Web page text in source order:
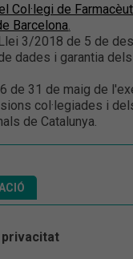
Col·legi de
Barcelona.
3/2018 de 5 de
dades i garantia
de 31 de maig de
col·legiades i
de Catalunya.